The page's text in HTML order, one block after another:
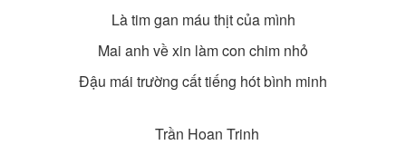
Là tim gan máu thịt của mình
Mai anh về xin làm con chim nhỏ
Đậu mái trường cất tiếng hót bình minh
Trần Hoan Trinh